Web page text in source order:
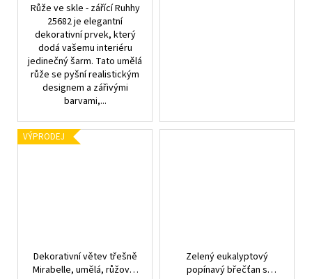
Růže ve skle - zářící Ruhhy
25682 je elegantní
dekorativní prvek, který
dodá vašemu interiéru
jedinečný šarm. Tato umělá
růže se pyšní realistickým
designem a zářivými
barvami,...
VÝPRODEJ
Dekorativní větev třešně
Mirabelle, umělá, růžová,
Zelený eukalyptový
popínavý břečťan s